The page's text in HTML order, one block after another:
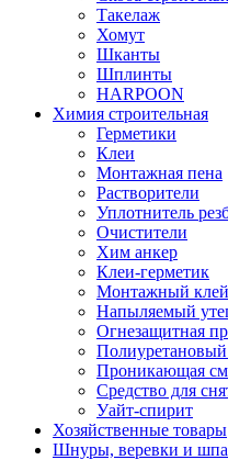
Такелаж
Хомут
Шканты
Шплинты
HARPOON
Химия строительная
Герметики
Клеи
Монтажная пена
Растворители
Уплотнитель
Очистители
Хим анкер
Клеи-герметик
Монтажный клей
Напыляемый
Огнезащитная
Полиуретановый
Проникающая
Средство для
Уайт-спирит
Хозяйственные товары
Шнуры, веревки и